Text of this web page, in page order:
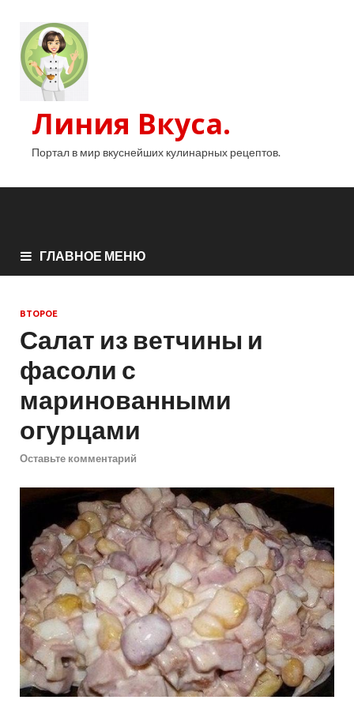
Линия Вкуса.
Портал в мир вкуснейших кулинарных рецептов.
ГЛАВНОЕ МЕНЮ
ВТОРОЕ
Салат из ветчины и
фасоли с
маринованными
огурцами
Оставьте комментарий